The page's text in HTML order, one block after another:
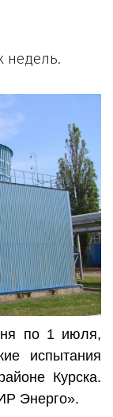
недель.
по 1 июля,
испытания
Курска.
Энерго».